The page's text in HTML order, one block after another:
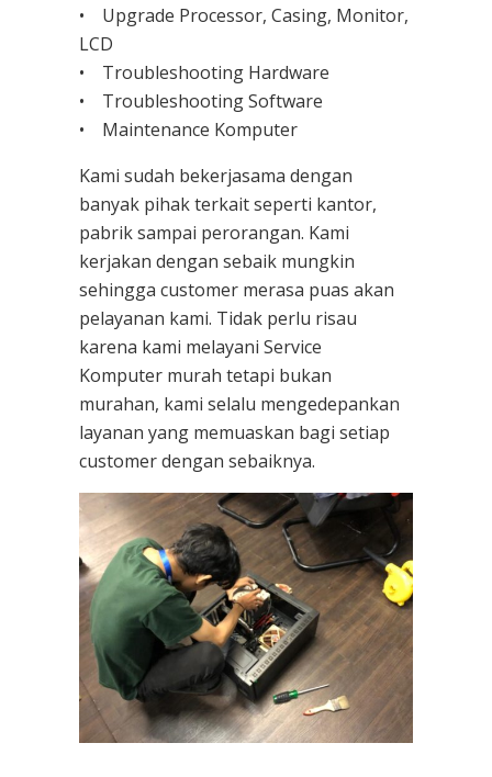
• Upgrade Processor, Casing, Monitor,
LCD
• Troubleshooting Hardware
• Troubleshooting Software
• Maintenance Komputer
Kami sudah bekerjasama dengan
banyak pihak terkait seperti kantor,
pabrik sampai perorangan. Kami
kerjakan dengan sebaik mungkin
sehingga customer merasa puas akan
pelayanan kami. Tidak perlu risau
karena kami melayani Service
Komputer murah tetapi bukan
murahan, kami selalu mengedepankan
layanan yang memuaskan bagi setiap
customer dengan sebaiknya.